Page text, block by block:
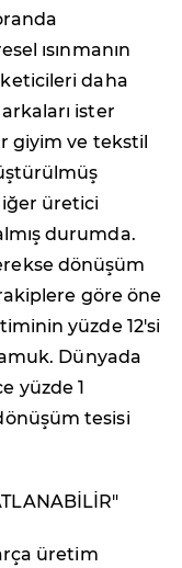
ısınmanın
daha
ister
giyim ve tekstil
üretici
durumda.
dönüşüm
göre öne
yüzde 12'si
Dünyada
yüzde 1
tesisi
üretim